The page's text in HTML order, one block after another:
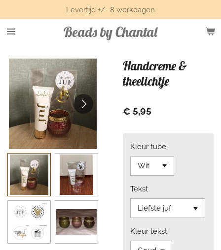
direct
naar
hoofdinhoud
Beads by Chantal
Levertijd +/- 8 werkdagen
Handcreme &
theelichtje
€ 5,95
Kleur tube:
Tekst
Kleur tekst